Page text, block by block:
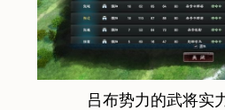
吕布势力的武将实